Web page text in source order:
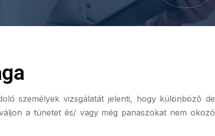
személyek vizsgálatát jelenti, hogy különböző de
a tünetet és/ vagy még panaszokat nem okozó